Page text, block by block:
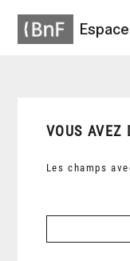
VOUS AVEZ
Les champs